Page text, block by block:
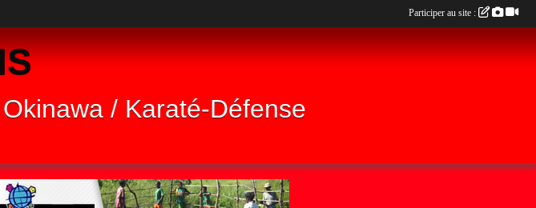
/ Karaté-Défense
Participer au site :